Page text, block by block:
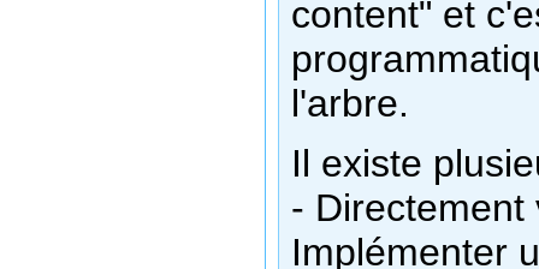
content" et
l'arbre.
Il existe
- Directement
Implémenter